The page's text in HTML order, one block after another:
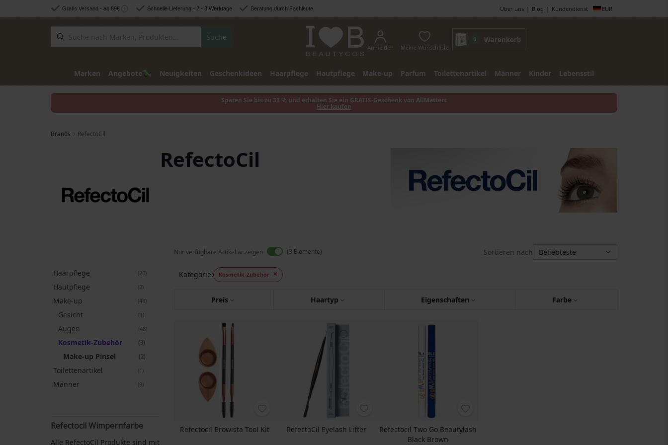
Zum Inhalt springenGratis Versand - ab 89€ Schnelle Lieferung - 2 - 3 Werktage Beratung durch Fachleute EUR
Über uns Blog Kundendienst
Suche
Anmelden Meine Wunschliste
0 Warenkorb
Marken Angebote💸 Neuigkeiten Geschenkideen Haarpflege Hautpflege Make-up Parfum Toilettenartikel Männer Kinder Lebensstil
Sparen Sie bis zu 33 % und erhalten Sie ein GRATIS-Geschenk von AllMatters
Hier kaufen
Brands RefectoCil
RefectoCil
Haarpflege 20Artikel
Hautpflege 2Artikel
Make-up 48Artikel
Gesicht 1 Artikel
Augen 48Artikel
Kosmetik-Zubehör 3Artikel
Make-up Pinsel 2Artikel
Toilettenartikel 1 Artikel
Männer 9Artikel
Nur verfügbare Artikel anzeigen 3 Elemente Sortieren nach
Kategorie Kosmetik-Zubehör
Preis Haartyp Eigenschaften Farbe
Refectocil Browista Tool Kit RefectoCil Eyelash Lifter
Refectocil Two Go Beautylash
Black Brown
Refectocil Wimpernfarbe
Alle RefectoCil Produkte sind mit